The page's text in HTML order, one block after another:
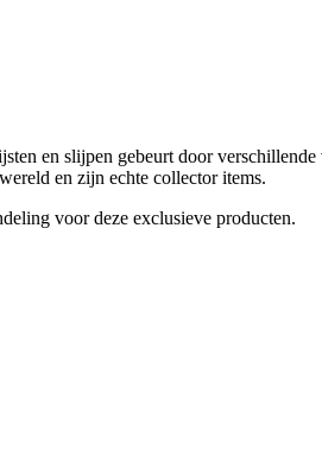
en slijpen gebeurt door
en zijn echte collector items.
voor deze exclusieve producten.